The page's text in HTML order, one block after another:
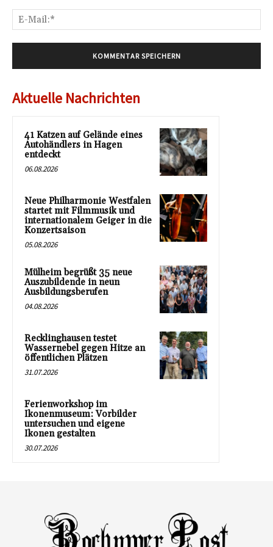
Aktuelle Nachrichten
41 Katzen auf Gelände eines
Autohändlers in Hagen
entdeckt
06.08.2026
Neue Philharmonie Westfalen
startet mit Filmmusik und
internationalem Geiger in die
Konzertsaison
05.08.2026
Mülheim begrüßt 35 neue
Auszubildende in neun
Ausbildungsberufen
04.08.2026
Recklinghausen testet
Wassernebel gegen Hitze an
öffentlichen Plätzen
31.07.2026
Ferienworkshop im
Ikonenmuseum: Vorbilder
untersuchen und eigene
Ikonen gestalten
30.07.2026